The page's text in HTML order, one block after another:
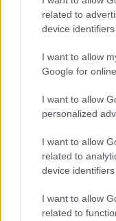
related to
device identifiers
I want to allow
Google for
I want to allow
personalized
I want to allow
related to
device identifiers
I want to allow
related to
slēgtas 10
palātas – jaunās
māmiņas